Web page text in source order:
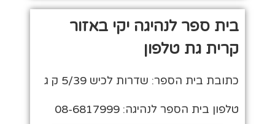
בית ספר לנהיגה יקי באזור
קרית גת טלפון
כתובת בית הספר: שדרות לכיש 5/39 ק ג
טלפון בית הספר לנהיגה: 08-6817999